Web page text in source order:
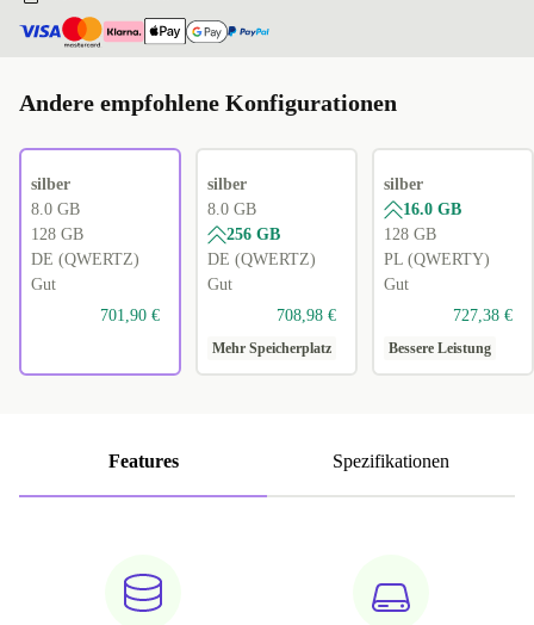
Andere empfohlene Konfigurationen
silber
8.0 GB
128 GB
DE (QWERTZ)
Gut
701,90 €
silber
8.0 GB
256 GB
DE (QWERTZ)
Gut
708,98 €
Mehr Speicherplatz
silber
16.0 GB
128 GB
PL (QWERTY)
Gut
727,38 €
Bessere Leistung
Features Spezifikationen